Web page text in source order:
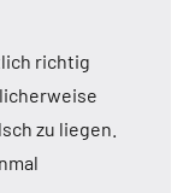
richtig
zu liegen.